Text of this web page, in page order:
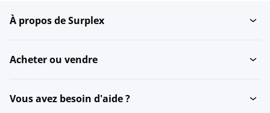
À propos de Surplex
Acheter ou vendre
Vous avez besoin d'aide ?